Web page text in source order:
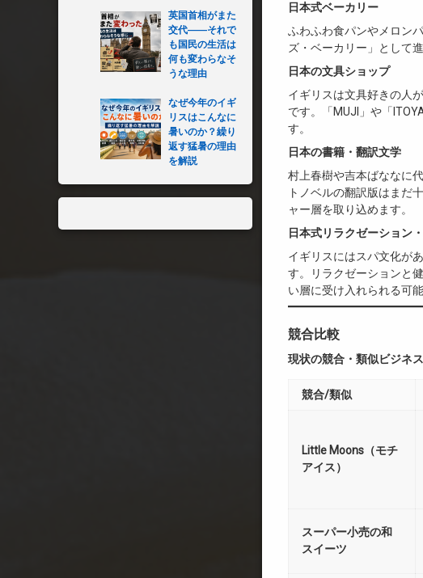
日本式ベーカリー
ふわふわ食パンやメロン
ズ・ベーカリー」として
日本の文具ショップ
イギリスは文具好きの人
です。「MUJI」や「
す。
日本の書籍・翻訳文学
村上春樹や吉本ばななに
トノベルの翻訳版はまだ
ャー層を取り込めます。
日本式リラクゼーション
イギリスにはスパ文化が
す。リラクゼーションと
い層に受け入れられる可
競合比較
現状の競合・類似ビジネ
競合/類似
Little Moons（モチ
アイス）
スーパー小売の和
スイーツ
英国首相がまた
交代――それで
も国民の生活は
何も変わらなそ
うな理由
なぜ今年のイギ
リスはこんなに
暑いのか？繰り
返す猛暑の理由
を解説